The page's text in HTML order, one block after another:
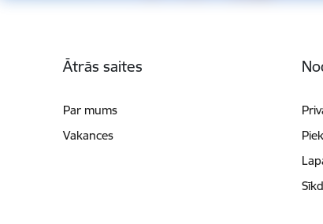
Ātrās saites
Par mums
Vakances